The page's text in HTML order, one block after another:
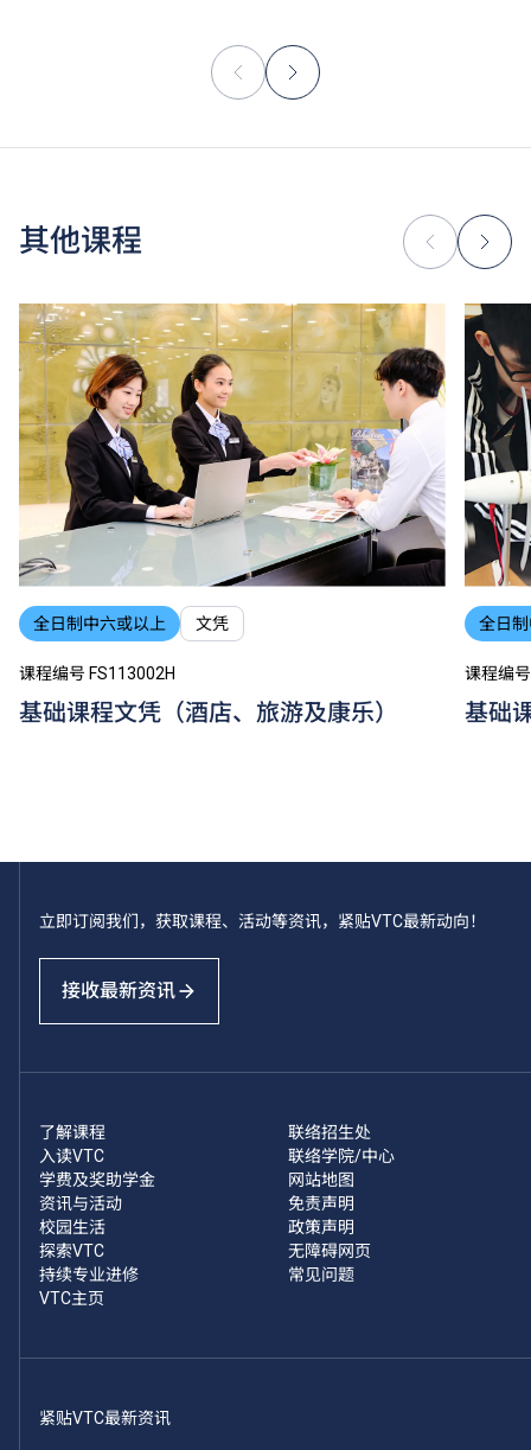
其他课程
全日制中六或以上 文凭
课程编号 FS113002H
基础课程文凭（酒店、旅游及康乐）
全日
课程编
基础
立即订阅我们，获取课程、活动等资讯，紧贴VTC最新动向！
接收最新资讯
了解课程
入读VTC
学费及奖助学金
资讯与活动
校园生活
探索VTC
持续专业进修
VTC主页
联络招生处
联络学院/中心
网站地图
免责声明
政策声明
无障碍网页
常见问题
紧贴VTC最新资讯